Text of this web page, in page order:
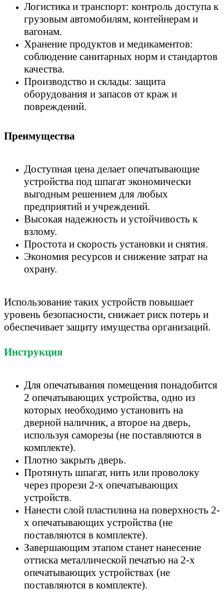
Логистика и транспорт: контроль доступа к
грузовым автомобилям, контейнерам и
вагонам.
Хранение продуктов и медикаментов:
соблюдение санитарных норм и стандартов
качества.
Производство и склады: защита
оборудования и запасов от краж и
повреждений.
Преимущества
Доступная цена делает опечатывающие
устройства под шпагат экономически
выгодным решением для любых
предприятий и учреждений.
Высокая надежность и устойчивость к
взлому.
Простота и скорость установки и снятия.
Экономия ресурсов и снижение затрат на
охрану.
Использование таких устройств повышает
уровень безопасности, снижает риск потерь и
обеспечивает защиту имущества организаций.
Инструкция
Для опечатывания помещения понадобится
2 опечатывающих устройства, одно из
которых необходимо установить на
дверной наличник, а второе на дверь,
используя саморезы (не поставляются в
комплекте).
Плотно закрыть дверь.
Протянуть шпагат, нить или проволоку
через прорези 2-х опечатывающих
устройств.
Нанести слой пластилина на поверхность 2-
х опечатывающих устройства (не
поставляются в комплекте).
Завершающим этапом станет нанесение
оттиска металлической печатью на 2-х
опечатывающих устройствах (не
поставляются в комплекте).